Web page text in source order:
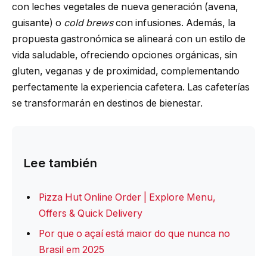
con leches vegetales de nueva generación (avena,
guisante) o cold brewscon infusiones. Además, la
propuesta gastronómica se alineará con un estilo de
vida saludable, ofreciendo opciones orgánicas, sin
gluten, veganas y de proximidad, complementando
perfectamente la experiencia cafetera. Las cafeterías
se transformarán en destinos de bienestar.
Lee también
Pizza Hut Online Order | Explore Menu,
Offers & Quick Delivery
Por que o açaí está maior do que nunca no
Brasil em 2025